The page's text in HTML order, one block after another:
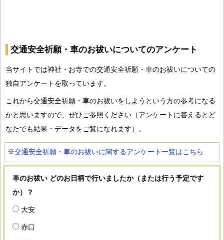
交通安全祈願・車のお祓いについてのアンケート
当サイトでは神社・お寺での交通安全祈願・車のお祓いについての
独自アンケートを取っています。
これから交通安全祈願・車のお祓いをしようという方の参考になる
かと思いますので、ぜひご参照ください（アンケートに答えるとど
なたでも結果・データをご覧になれます）。
※交通安全祈願・車のお祓いに関するアンケート一覧はこちら
車のお祓い どのお日柄で行いましたか（または行う予定です
か）？
大安
赤口